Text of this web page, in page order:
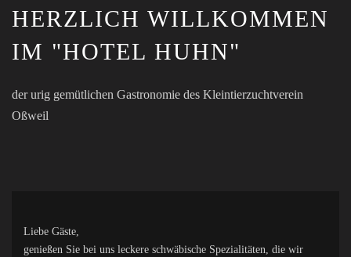
ERZLICH WILLKOMMEN
IM "HOTEL HUHN"
der urig gemütlichen Gastronomie des Kleintierzuchtverein
Oßweil
Liebe Gäste,
genießen Sie bei uns leckere schwäbische Spezialitäten, die wir